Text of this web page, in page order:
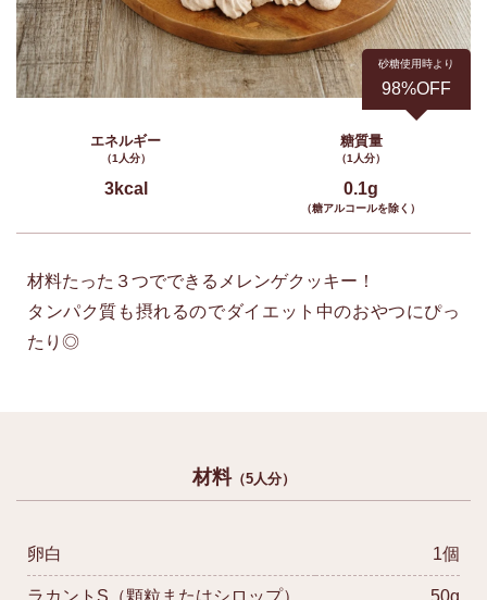
砂糖使用時より
98%OFF
エネルギー
（1人分）
3kcal
糖質量
（1人分）
0.1g
（糖アルコールを除く）
材料たった３つでできるメレンゲクッキー！
タンパク質も摂れるのでダイエット中のおやつにぴっ
たり◎
材料（5人分）
卵白 1個
ラカントS（顆粒またはシロップ） 50g